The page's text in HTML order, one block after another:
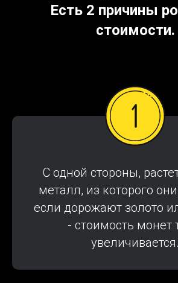
Есть 2 причины
стоимости.
С одной стороны,
металл, из которого
если дорожают золото
- стоимость монет
увеличивается.